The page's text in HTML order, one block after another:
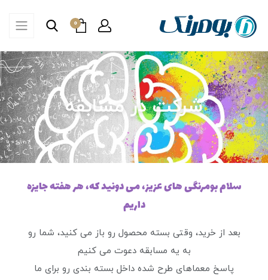
0
شرکت در مسابقه
سلام بومرنگی های عزیز، می دونید که، هر هفته جایزه
داریم
بعد از خرید، وقتی بسته محصول رو باز می کنید، شما رو
به یه مسابقه دعوت می کنیم
پاسخ معماهای طرح شده داخل بسته بندی رو برای ما